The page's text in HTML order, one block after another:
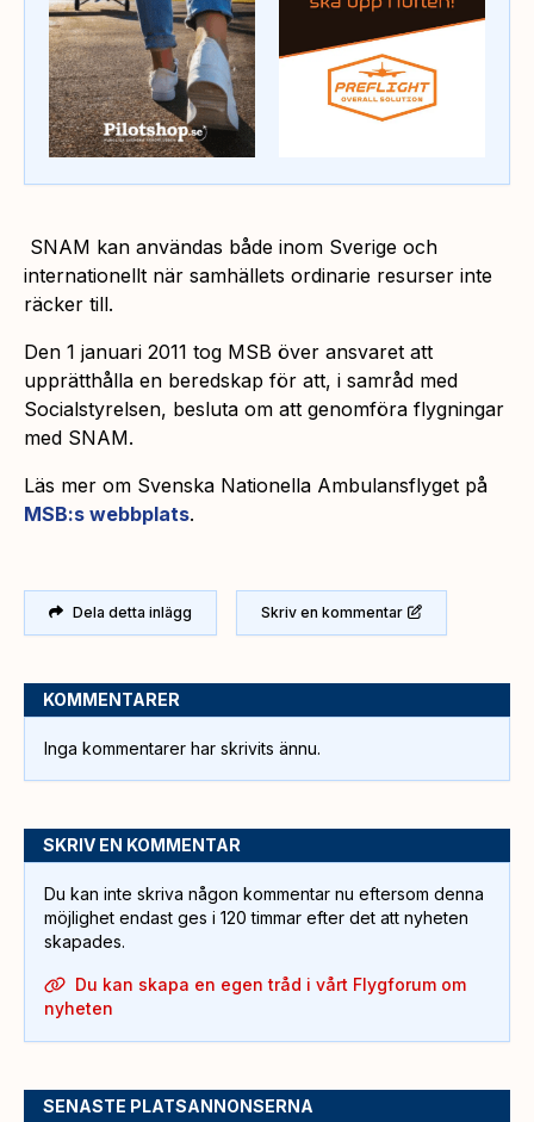
SNAM kan användas både inom Sverige och
internationellt när samhällets ordinarie resurser inte
räcker till.
Den 1 januari 2011 tog MSB över ansvaret att
upprätthålla en beredskap för att, i samråd med
Socialstyrelsen, besluta om att genomföra flygningar
med SNAM.
Läs mer om Svenska Nationella Ambulansflyget på
MSB:s webbplats.
Dela detta inlägg Skriv en kommentar
KOMMENTARER
Inga kommentarer har skrivits ännu.
SKRIV EN KOMMENTAR
Du kan inte skriva någon kommentar nu eftersom denna
möjlighet endast ges i 120 timmar efter det att nyheten
skapades.
Du kan skapa en egen tråd i vårt Flygforum om
nyheten
SENASTE PLATSANNONSERNA